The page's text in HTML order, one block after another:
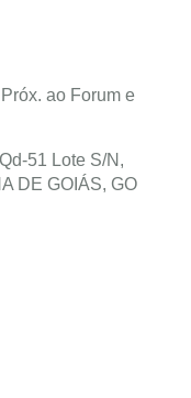
ao Forum e
51 Lote S/N,
DE GOIÁS, GO